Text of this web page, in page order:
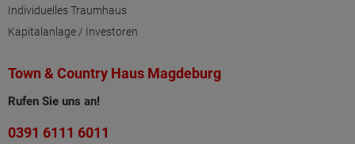
Individuelles Traumhaus
Kapitalanlage / Investoren
Town & Country Haus Magdeburg
Rufen Sie uns an!
0391 6111 6011